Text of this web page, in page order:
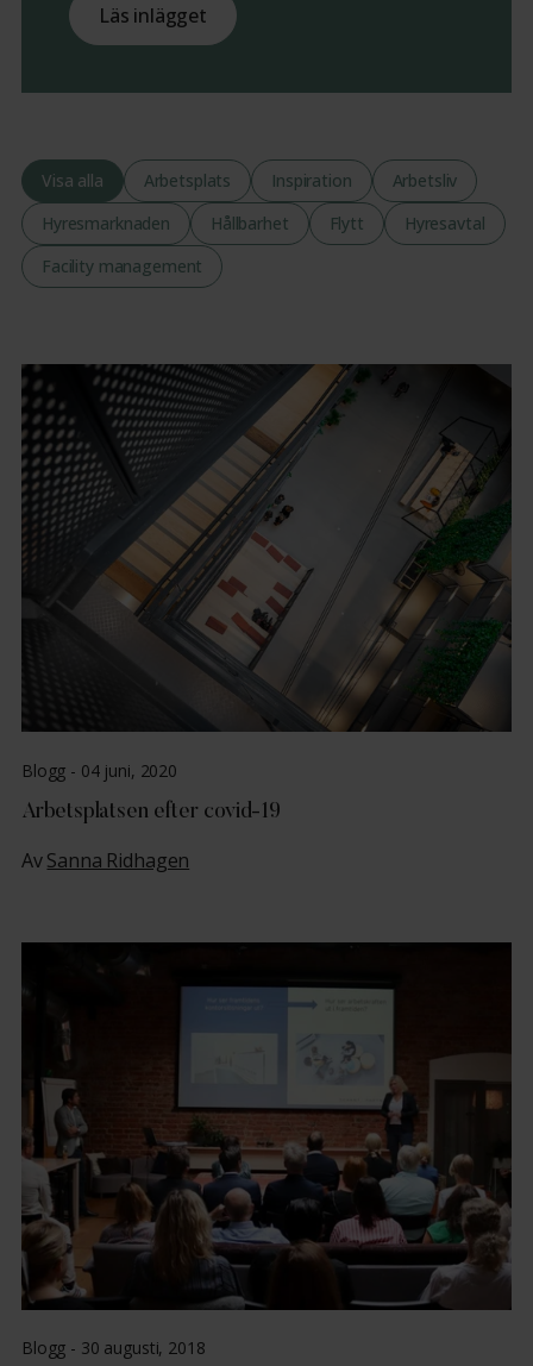
Läs inlägget
Visa alla Arbetsplats Inspiration
Arbetsliv
Hyresmarknaden
Hållbarhet Flytt
Hyresavtal
Facility management
Blogg - 04 juni, 2020
Arbetsplatsen efter covid-19
AvSanna Ridhagen
Blogg - 30 augusti, 2018